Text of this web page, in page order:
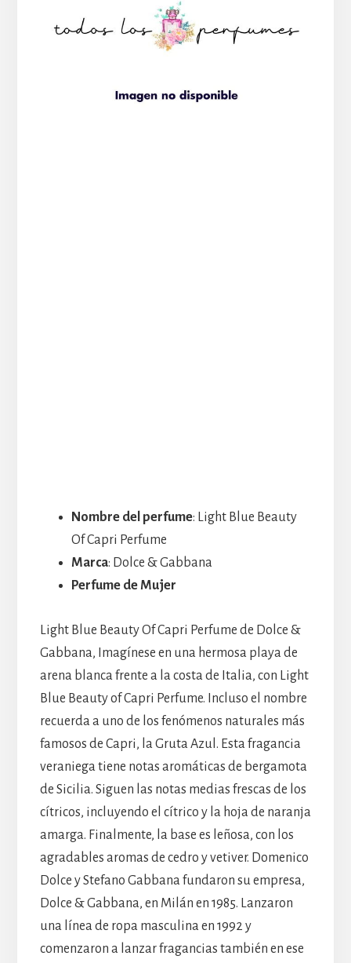
Nombre del perfume: Light Blue Beauty
Of Capri Perfume
Marca: Dolce & Gabbana
Perfume de Mujer
Light Blue Beauty Of Capri Perfume de Dolce &
Gabbana, Imagínese en una hermosa playa de
arena blanca frente a la costa de Italia, con Light
Blue Beauty of Capri Perfume. Incluso el nombre
recuerda a uno de los fenómenos naturales más
famosos de Capri, la Gruta Azul. Esta fragancia
veraniega tiene notas aromáticas de bergamota
de Sicilia. Siguen las notas medias frescas de los
cítricos, incluyendo el cítrico y la hoja de naranja
amarga. Finalmente, la base es leñosa, con los
agradables aromas de cedro y vetiver. Domenico
Dolce y Stefano Gabbana fundaron su empresa,
Dolce & Gabbana, en Milán en 1985. Lanzaron
una línea de ropa masculina en 1992 y
comenzaron a lanzar fragancias también en ese